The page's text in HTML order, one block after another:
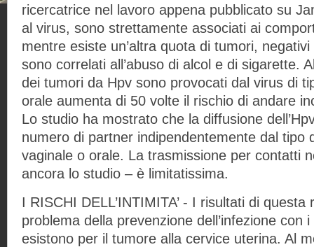
ricercatrice nel lavoro appena pubblicato su
al virus, sono strettamente associati ai
mentre esiste un’altra quota di tumori, negativi
sono correlati all’abuso di alcol e di sigarette.
dei tumori da Hpv sono provocati dal virus di
orale aumenta di 50 volte il rischio di andare
Lo studio ha mostrato che la diffusione
numero di partner indipendentemente dal tipo
vaginale o orale. La trasmissione per contatti
ancora lo studio – è limitatissima.
I RISCHI DELL’INTIMITA’ - I risultati di questa
problema della prevenzione dell’infezione con
esistono per il tumore alla cervice uterina. Al